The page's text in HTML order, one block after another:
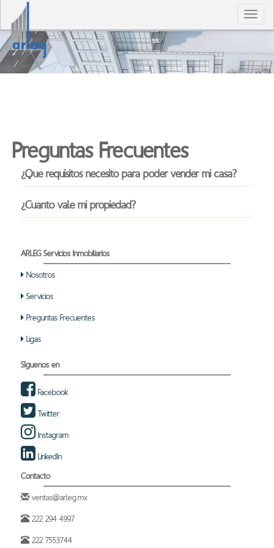
Preguntas Frecuentes
¿Que requisitos necesito para poder vender mi casa?
¿Cuanto vale mi propiedad?
ARLEG Servicios Inmobiliarios
Nosotros
Servicios
Preguntas Frecuentes
Ligas
Síguenos en
Facebook
Twitter
Instagram
LinkedIn
Contacto
ventas@arleg.mx
222 294 4997
222 7553744